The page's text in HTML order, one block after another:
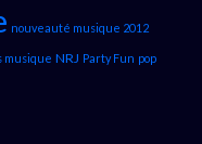
nouveauté musique 2012
musique NRJ Party Fun pop